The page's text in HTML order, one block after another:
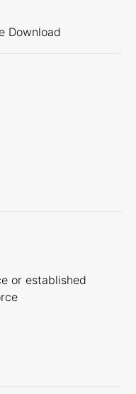
Download
or established